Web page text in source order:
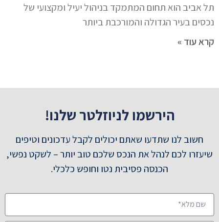
תל אביב הוא תחום המתמקד בניהול יעיל ומקצועי של
נכסים בעיר הגדולה והמורכבת ביותר
קרא עוד »
הירשמו לניוזלטר שלנו!
חשוב לנו שתדעו שאתם יכולים לקבל עדכונים וטיפים
שיעזרו לכם לנהל את הנכס שלכם טוב יותר – לשקט נפשי,
הכנסה פסיבית נטו וחופש כלכלי.